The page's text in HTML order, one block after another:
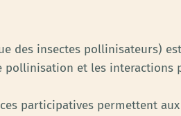
des insectes pollinisateurs)
pollinisation et les interactions
participatives permettent